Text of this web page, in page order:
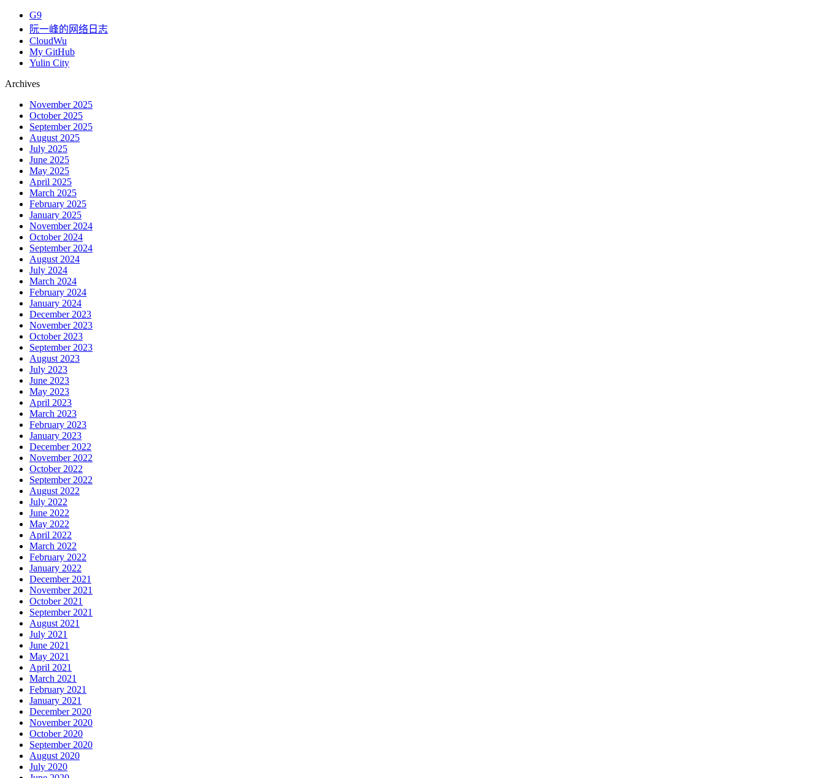
G9
阮一峰的网络日志
CloudWu
My GitHub
Yulin City
Archives
November 2025
October 2025
September 2025
August 2025
July 2025
June 2025
May 2025
April 2025
March 2025
February 2025
January 2025
November 2024
October 2024
September 2024
August 2024
July 2024
March 2024
February 2024
January 2024
December 2023
November 2023
October 2023
September 2023
August 2023
July 2023
June 2023
May 2023
April 2023
March 2023
February 2023
January 2023
December 2022
November 2022
October 2022
September 2022
August 2022
July 2022
June 2022
May 2022
April 2022
March 2022
February 2022
January 2022
December 2021
November 2021
October 2021
September 2021
August 2021
July 2021
June 2021
May 2021
April 2021
March 2021
February 2021
January 2021
December 2020
November 2020
October 2020
September 2020
August 2020
July 2020